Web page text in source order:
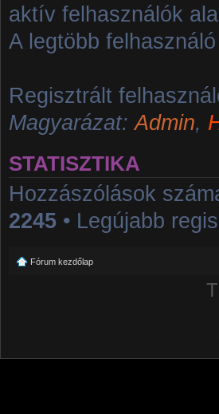
aktív felhasználók
A legtöbb
Regisztrált
Magyarázat:Admin,
STATISZTIKA
Hozzászólások
2245 • Legújabb
Fórum kezdőlap